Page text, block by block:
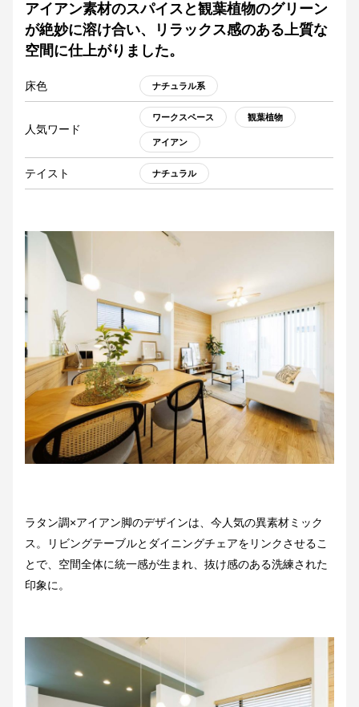
アイアン素材のスパイスと観葉植物のグリーン
が絶妙に溶け合い、リラックス感のある上質な
空間に仕上がりました。
床色 ナチュラル系
人気ワード
ワークスペース 観葉植物
アイアン
テイスト ナチュラル
ラタン調×アイアン脚のデザインは、今人気の異素材ミック
ス。リビングテーブルとダイニングチェアをリンクさせるこ
とで、空間全体に統一感が生まれ、抜け感のある洗練された
印象に。